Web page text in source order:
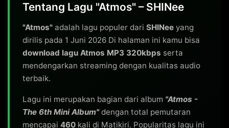
Tentang Lagu "Atmos" – SHINee
"Atmos" adalah lagu populer dari SHINee yang
dirilis pada 1 Juni 2026 Di halaman ini kamu bisa
download lagu Atmos MP3 320kbps serta
mendengarkan streaming dengan kualitas audio
terbaik.
Lagu ini merupakan bagian dari album "Atmos -
The 6th Mini Album"dengan total pemutaran
mencapai 460 kali di Matikiri. Popularitas lagu ini